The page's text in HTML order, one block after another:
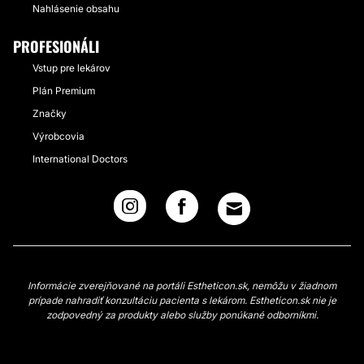
Nahlásenie obsahu
PROFESIONÁLI
Vstup pre lekárov
Plán Premium
Značky
Výrobcovia
International Doctors
Informácie zverejňované na portáli Estheticon.sk, nemôžu v žiadnom
prípade nahradiť konzultáciu pacienta s lekárom. Estheticon.sk nie je
zodpovedný za produkty alebo služby ponúkané odborníkmi.